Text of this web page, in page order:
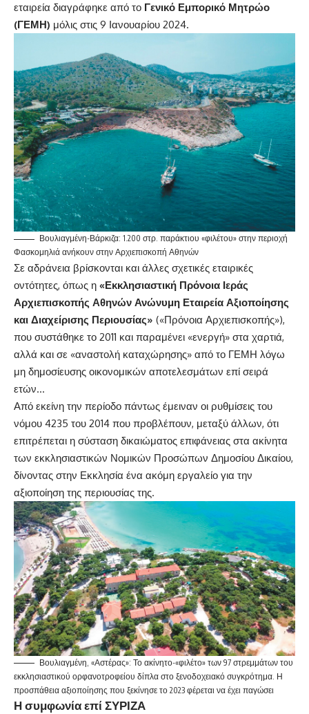
εταιρεία διαγράφηκε από το Γενικό Εμπορικό Μητρώο
(ΓΕΜΗ) μόλις στις 9 Ιανουαρίου 2024.
Βουλιαγμένη-Βάρκιζα: 1.200 στρ. παράκτιου «φιλέτου» στην περιοχή
Φασκομηλιά ανήκουν στην Αρχιεπισκοπή Αθηνών
Σε αδράνεια βρίσκονται και άλλες σχετικές εταιρικές
οντότητες, όπως η «Εκκλησιαστική Πρόνοια Ιεράς
Αρχιεπισκοπής Αθηνών Ανώνυμη Εταιρεία Αξιοποίησης
και Διαχείρισης Περιουσίας» («Πρόνοια Αρχιεπισκοπής»),
που συστάθηκε το 2011 και παραμένει «ενεργή» στα χαρτιά,
αλλά και σε «αναστολή καταχώρησης» από το ΓΕΜΗ λόγω
μη δημοσίευσης οικονομικών αποτελεσμάτων επί σειρά
ετών…
Από εκείνη την περίοδο πάντως έμειναν οι ρυθμίσεις του
νόμου 4235 του 2014 που προβλέπουν, μεταξύ άλλων, ότι
επιτρέπεται η σύσταση δικαιώματος επιφάνειας στα ακίνητα
των εκκλησιαστικών Νομικών Προσώπων Δημοσίου Δικαίου,
δίνοντας στην Εκκλησία ένα ακόμη εργαλείο για την
αξιοποίηση της περιουσίας της.
Βουλιαγμένη, «Αστέρας»: Το ακίνητο-«φιλέτο» των 97 στρεμμάτων του
εκκλησιαστικού ορφανοτροφείου δίπλα στο ξενοδοχειακό συγκρότημα. Η
προσπάθεια αξιοποίησης που ξεκίνησε το 2023 φέρεται να έχει παγώσει
Η συμφωνία επί ΣΥΡΙΖΑ